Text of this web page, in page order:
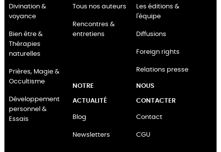
Divination &
voyance
Bien être &
Thérapies
naturelles
Prières, Magie &
Occultisme
Développement
personnel &
Essais
Tous nos auteurs
Rencontres &
entretiens
Les éditions &
l'équipe
Diffusions
Foreign rights
Relations presse
NOTRE
ACTUALITÉ
Blog
Newsletters
NOUS
CONTACTER
Contact
CGU